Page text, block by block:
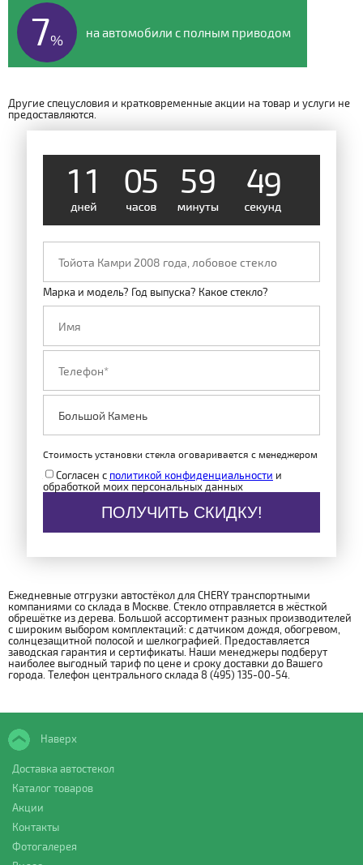
7% на автомобили с полным приводом
Другие спецусловия и кратковременные акции на товар и услуги не
предоставляются.
1 1 05 59 48
Марка и модель? Год выпуска? Какое стекло?
Стоимость установки стекла оговаривается с менеджером
Согласен с политикой конфиденциальности и
обработкой моих персональных данных
ПОЛУЧИТЬ СКИДКУ!
Ежедневные отгрузки автостёкол для CHERY транспортными
компаниями со склада в Москве. Стекло отправляется в жёсткой
обрешётке из дерева. Большой ассортимент разных производителей
с широким выбором комплектаций: с датчиком дождя, обогревом,
солнцезащитной полосой и шелкографией. Предоставляется
заводская гарантия и сертификаты. Наши менеджеры подберут
наиболее выгодный тариф по цене и сроку доставки до Вашего
города. Телефон центрального склада 8 (495) 135-00-54.
Наверх
Доставка автостекол
Каталог товаров
Акции
Контакты
Фотогалерея